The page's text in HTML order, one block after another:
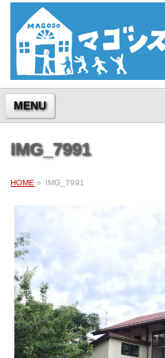
MENU
IMG_7991
HOME » IMG_7991